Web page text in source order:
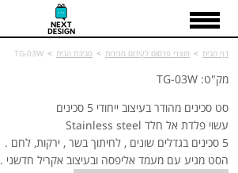
דף הבית > מוצרי פרסום לקידום מכירות > סביבת הבית >
TG-03W
מק"ט: TG-03W
סט סכינים מהודר בעיצוב ייחודי 5 סכינים
עשוי פלדת אל חלד Stainless steel
5 סכינים בגדלים שונים , לחיתוך בשר , ירקות, לחם .
הסט מגיע עם מעמד אליפסה ובעיצוב אקריל חדשני .